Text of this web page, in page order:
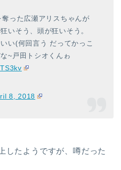
った広瀬アリスちゃんが
いそう、頭が狂いそう。
い(何回言う だってかっこ
~戸田トシオくんゎ
8, 2018
したようですが、噂だった